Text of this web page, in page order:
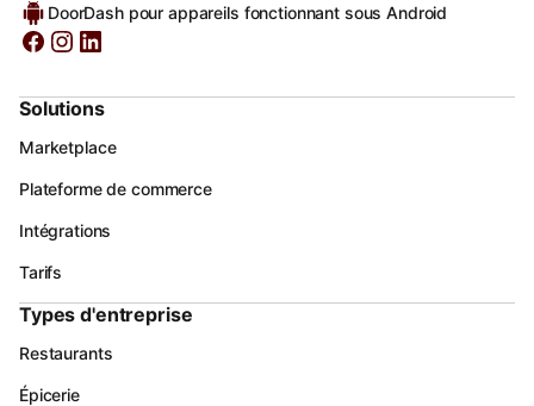
DoorDash pour appareils fonctionnant sous Android
Solutions
Marketplace
Plateforme de commerce
Intégrations
Tarifs
Types d'entreprise
Restaurants
Épicerie